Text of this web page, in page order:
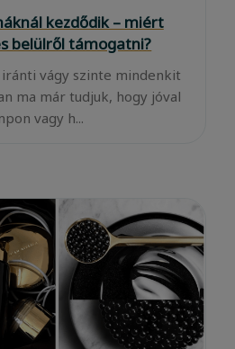
kezdődik – miért
belülről támogatni?
iránti vágy szinte mindenkit
ma már tudjuk, hogy jóval
vagy h...